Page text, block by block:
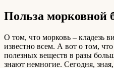
Польза морковной
О том, что морковь – кладезь
известно всем. А вот о том,
полезных веществ в разы
знают немногие. Сегодня,